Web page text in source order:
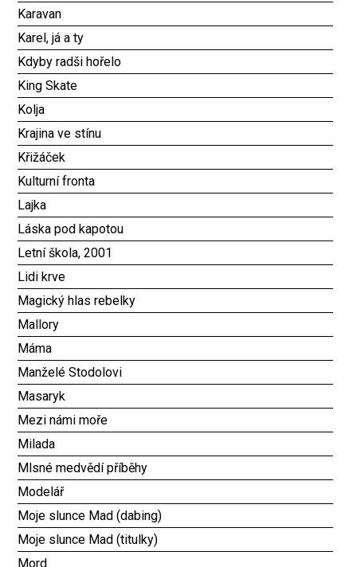
Karavan
Karel, já a ty
Kdyby radši hořelo
King Skate
Kolja
Krajina ve stínu
Křižáček
Kulturní fronta
Lajka
Láska pod kapotou
Letní škola, 2001
Lidi krve
Magický hlas rebelky
Mallory
Máma
Manželé Stodolovi
Masaryk
Mezi námi moře
Milada
Mlsné medvědí příběhy
Modelář
Moje slunce Mad (dabing)
Moje slunce Mad (titulky)
Mord